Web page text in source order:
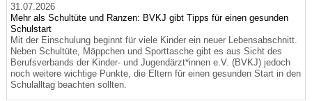
31.07.2026
Mehr als Schultüte und Ranzen: BVKJ gibt Tipps für einen gesunden
Schulstart
Mit der Einschulung beginnt für viele Kinder ein neuer Lebensabschnitt.
Neben Schultüte, Mäppchen und Sporttasche gibt es aus Sicht des
Berufsverbands der Kinder- und Jugendärzt*innen e.V. (BVKJ) jedoch
noch weitere wichtige Punkte, die Eltern für einen gesunden Start in den
Schulalltag beachten sollten.